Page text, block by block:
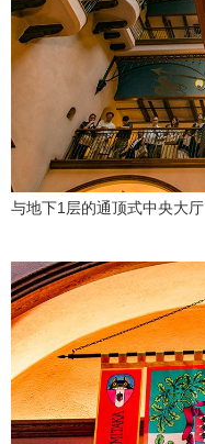
与地下1层的通顶式中央大厅